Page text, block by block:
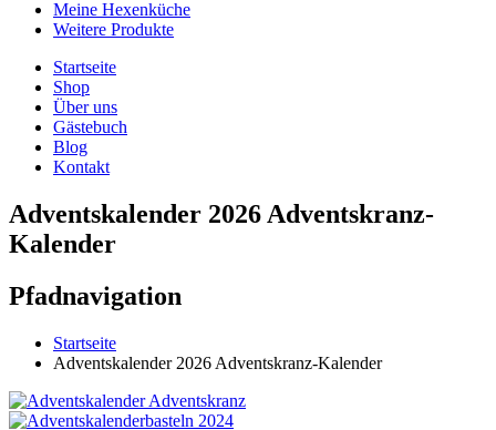
Meine Hexenküche
Weitere Produkte
Startseite
Shop
Über uns
Gästebuch
Blog
Kontakt
Adventskalender 2026 Adventskranz-
Kalender
Pfadnavigation
Startseite
Adventskalender 2026 Adventskranz-Kalender